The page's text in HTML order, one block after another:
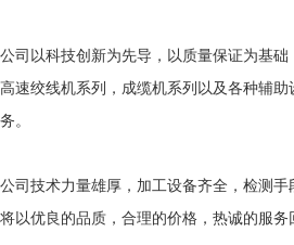
公司以科技创新为先导，以质量保证为基
高速绞线机系列，成缆机系列以及各种辅
务。
公司技术力量雄厚，加工设备齐全，检测
将以优良的品质，合理的价格，热诚的服务